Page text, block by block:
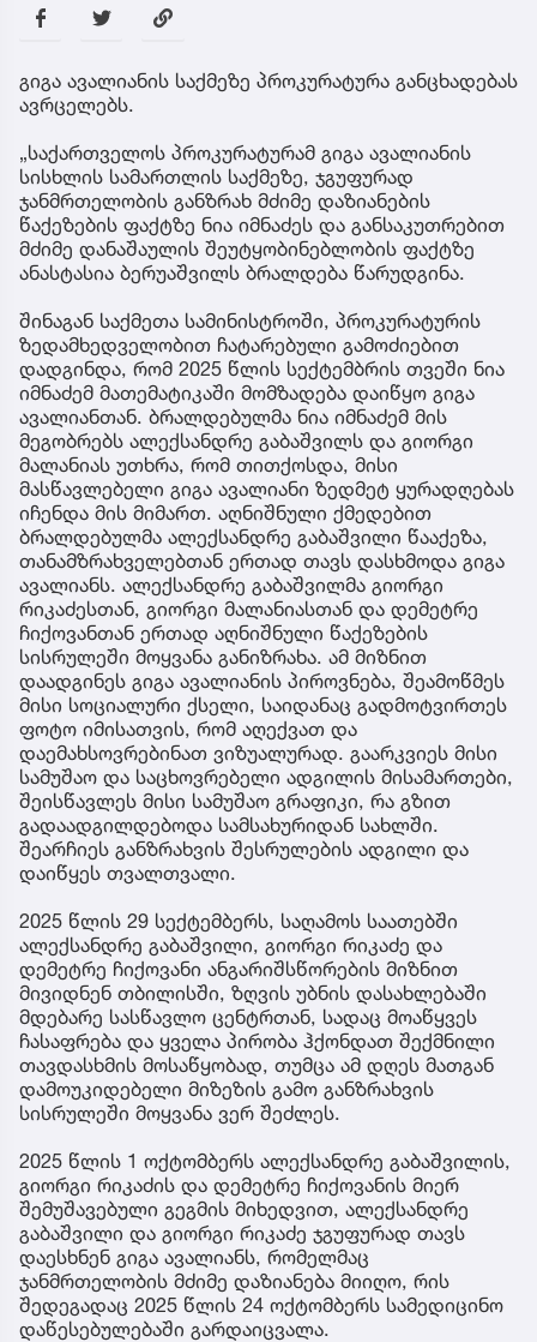
გიგა ავალიანის საქმეზე პროკურატურა განცხადებას
ავრცელებს.
„საქართველოს პროკურატურამ გიგა ავალიანის
სისხლის სამართლის საქმეზე, ჯგუფურად
ჯანმრთელობის განზრახ მძიმე დაზიანების
წაქეზების ფაქტზე ნია იმნაძეს და განსაკუთრებით
მძიმე დანაშაულის შეუტყობინებლობის ფაქტზე
ანასტასია ბერუაშვილს ბრალდება წარუდგინა.
შინაგან საქმეთა სამინისტროში, პროკურატურის
ზედამხედველობით ჩატარებული გამოძიებით
დადგინდა, რომ 2025 წლის სექტემბრის თვეში ნია
იმნაძემ მათემატიკაში მომზადება დაიწყო გიგა
ავალიანთან. ბრალდებულმა ნია იმნაძემ მის
მეგობრებს ალექსანდრე გაბაშვილს და გიორგი
მალანიას უთხრა, რომ თითქოსდა, მისი
მასწავლებელი გიგა ავალიანი ზედმეტ ყურადღებას
იჩენდა მის მიმართ. აღნიშნული ქმედებით
ბრალდებულმა ალექსანდრე გაბაშვილი წააქეზა,
თანამზრახველებთან ერთად თავს დასხმოდა გიგა
ავალიანს. ალექსანდრე გაბაშვილმა გიორგი
რიკაძესთან, გიორგი მალანიასთან და დემეტრე
ჩიქოვანთან ერთად აღნიშნული წაქეზების
სისრულეში მოყვანა განიზრახა. ამ მიზნით
დაადგინეს გიგა ავალიანის პიროვნება, შეამოწმეს
მისი სოციალური ქსელი, საიდანაც გადმოტვირთეს
ფოტო იმისათვის, რომ აღექვათ და
დაემახსოვრებინათ ვიზუალურად. გაარკვიეს მისი
სამუშაო და საცხოვრებელი ადგილის მისამართები,
შეისწავლეს მისი სამუშაო გრაფიკი, რა გზით
გადაადგილდებოდა სამსახურიდან სახლში.
შეარჩიეს განზრახვის შესრულების ადგილი და
დაიწყეს თვალთვალი.
2025 წლის 29 სექტემბერს, საღამოს საათებში
ალექსანდრე გაბაშვილი, გიორგი რიკაძე და
დემეტრე ჩიქოვანი ანგარიშსწორების მიზნით
მივიდნენ თბილისში, ზღვის უბნის დასახლებაში
მდებარე სასწავლო ცენტრთან, სადაც მოაწყვეს
ჩასაფრება და ყველა პირობა ჰქონდათ შექმნილი
თავდასხმის მოსაწყობად, თუმცა ამ დღეს მათგან
დამოუკიდებელი მიზეზის გამო განზრახვის
სისრულეში მოყვანა ვერ შეძლეს.
2025 წლის 1 ოქტომბერს ალექსანდრე გაბაშვილის,
გიორგი რიკაძის და დემეტრე ჩიქოვანის მიერ
შემუშავებული გეგმის მიხედვით, ალექსანდრე
გაბაშვილი და გიორგი რიკაძე ჯგუფურად თავს
დაესხნენ გიგა ავალიანს, რომელმაც
ჯანმრთელობის მძიმე დაზიანება მიიღო, რის
შედეგადაც 2025 წლის 24 ოქტომბერს სამედიცინო
დაწესებულებაში გარდაიცვალა.